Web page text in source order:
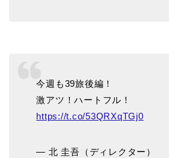
今週も39旅後編！
激アツ！ハートフル！
https://t.co/53QRXqTGj0
— 北 圭吾（ディレクター）